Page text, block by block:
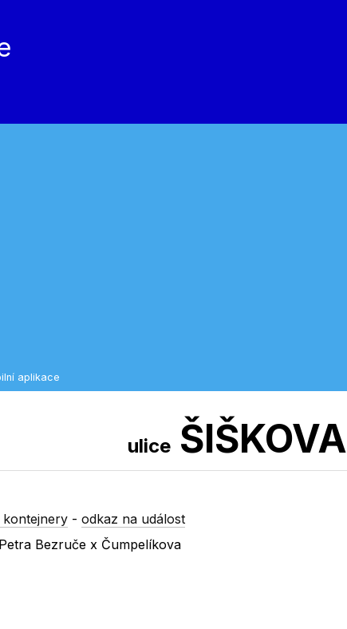
aplikace
uliceŠIŠKOVA
kontejnery -odkaz na událost
Bezruče x Čumpelíkova